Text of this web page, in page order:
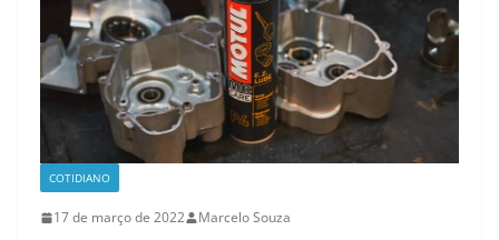
COTIDIANO
17 de março de 2022 Marcelo Souza